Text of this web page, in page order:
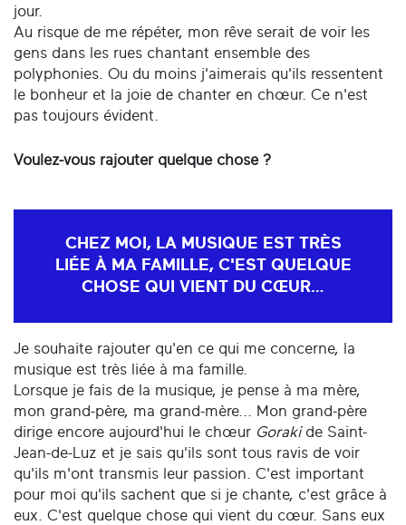
jour.
Au risque de me répéter, mon rêve serait de voir les
gens dans les rues chantant ensemble des
polyphonies. Ou du moins j'aimerais qu'ils ressentent
le bonheur et la joie de chanter en chœur. Ce n'est
pas toujours évident.
Voulez-vous rajouter quelque chose ?
CHEZ MOI, LA MUSIQUE EST TRÈS
LIÉE À MA FAMILLE, C'EST QUELQUE
CHOSE QUI VIENT DU CŒUR…
Je souhaite rajouter qu'en ce qui me concerne, la
musique est très liée à ma famille.
Lorsque je fais de la musique, je pense à ma mère,
mon grand-père, ma grand-mère... Mon grand-père
dirige encore aujourd'hui le chœur Gorakide Saint-
Jean-de-Luz et je sais qu'ils sont tous ravis de voir
qu'ils m'ont transmis leur passion. C'est important
pour moi qu'ils sachent que si je chante, c'est grâce à
eux. C'est quelque chose qui vient du cœur. Sans eux